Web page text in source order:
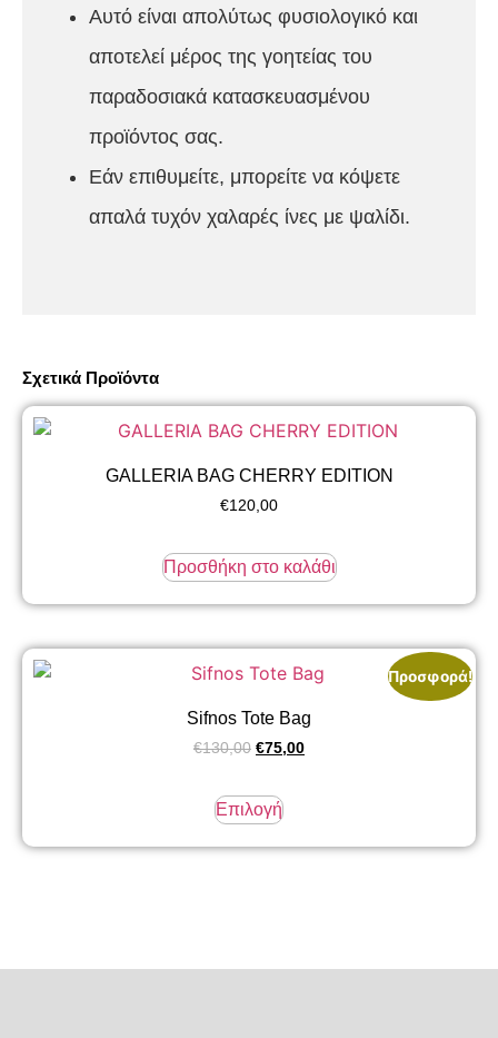
Αυτό είναι απολύτως φυσιολογικό και
αποτελεί μέρος της γοητείας του
παραδοσιακά κατασκευασμένου
προϊόντος σας.
Εάν επιθυμείτε, μπορείτε να κόψετε
απαλά τυχόν χαλαρές ίνες με ψαλίδι.
Σχετικά Προϊόντα
GALLERIA BAG CHERRY EDITION
€120,00
Προσθήκη στο καλάθι
Προσφορά!
Sifnos Tote Bag
€130,00 Original
€130,00.
€75,00Η
Επιλογήτο
επιλογές